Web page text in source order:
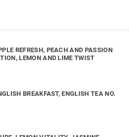
REFRESH, PEACH AND PASSION
LEMON AND LIME TWIST
BREAKFAST, ENGLISH TEA NO.